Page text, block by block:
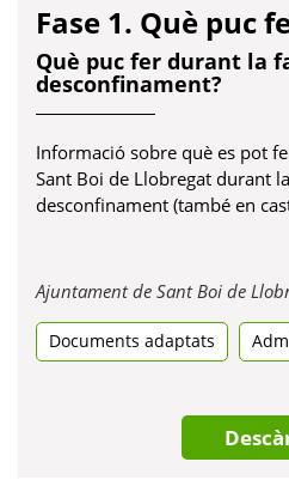
Fase 1. Què puc
Què puc fer durant la
desconfinament?
Informació sobre què es pot
Sant Boi de Llobregat durant
desconfinament (també en
Ajuntament de Sant Boi de
Documents adaptats